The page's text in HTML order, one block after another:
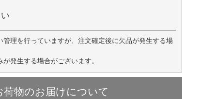
理を行っていますが、注文確定後に欠品が発生する場
発生する場合がございます。
物のお届けについて